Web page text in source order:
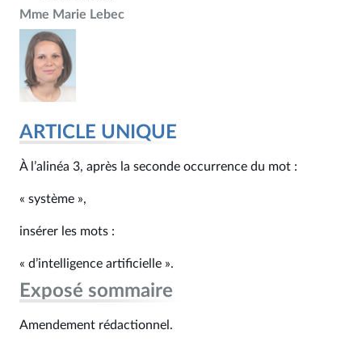
Mme Marie Lebec
ARTICLE UNIQUE
À l’alinéa 3, après la seconde occurrence du mot :
« système »,
insérer les mots :
« d’intelligence artificielle ».
Exposé sommaire
Amendement rédactionnel.